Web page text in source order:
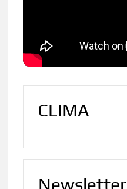
CLIMA
Newsletter